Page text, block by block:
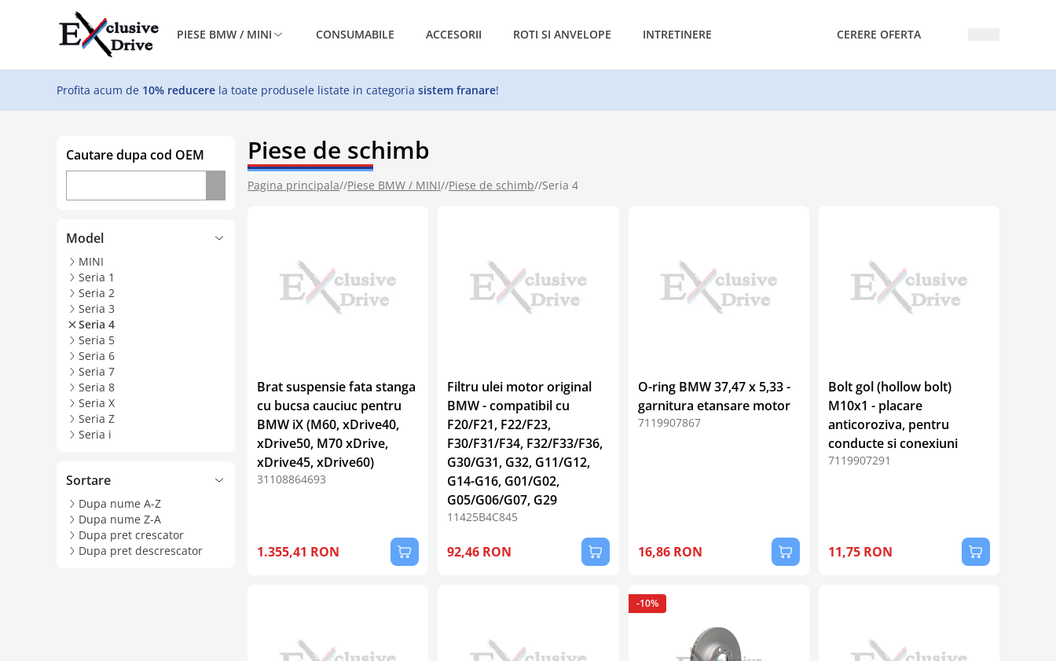
PIESE BMW / MINI CONSUMABILE ACCESORII ROTI SI ANVELOPE INTRETINERE CERERE OFERTA
Profita acum de 10% reducere la toate produsele listate in categoria sistem franare!
Cautare dupa cod OEM
Model
MINI
Seria 1
Seria 2
Seria 3
Seria 4
Seria 5
Seria 6
Seria 7
Seria 8
Seria X
Seria Z
Seria i
Sortare
Dupa nume A-Z
Dupa nume Z-A
Dupa pret crescator
Dupa pret descrescator
Piese de schimb
Pagina principala//Piese BMW / MINI//Piese de schimb//Seria 4
Brat suspensie fata stanga
cu bucsa cauciuc pentru
BMW iX (M60, xDrive40,
xDrive50, M70 xDrive,
xDrive45, xDrive60)
31108864693
1.355,41 RON
Filtru ulei motor original
BMW - compatibil cu
F20/F21, F22/F23,
F30/F31/F34, F32/F33/F36,
G30/G31, G32, G11/G12,
G14-G16, G01/G02,
G05/G06/G07, G29
11425B4C845
92,46 RON
O-ring BMW 37,47 x 5,33 -
garnitura etansare motor
7119907867
16,86 RON
Bolt gol (hollow bolt)
M10x1 - placare
anticoroziva, pentru
conducte si conexiuni
7119907291
11,75 RON
-10%